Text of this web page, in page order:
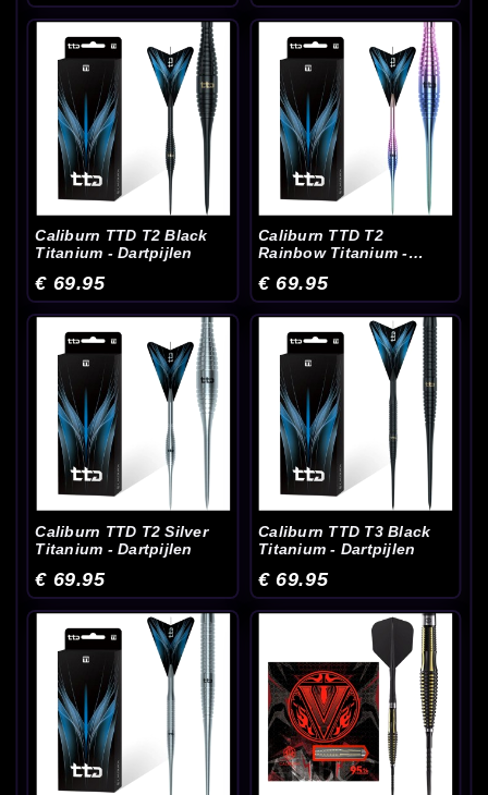
Caliburn TTD T2 Black
Titanium - Dartpijlen
€ 69.95
Caliburn TTD T2
Rainbow Titanium -
€ 69.95
Caliburn TTD T2 Silver
Titanium - Dartpijlen
€ 69.95
Caliburn TTD T3 Black
Titanium - Dartpijlen
€ 69.95